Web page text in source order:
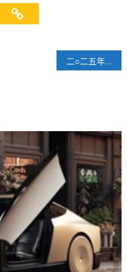
二○二五年經濟成長趨緩與轉型契機